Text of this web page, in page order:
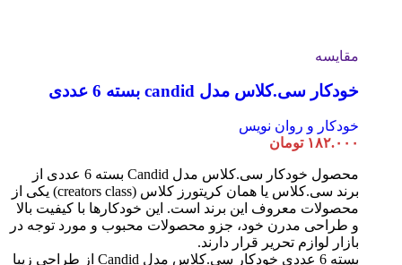
مقایسه
خودکار سی.کلاس مدل candid بسته 6 عددی
خودکار و روان نویس
۱۸۲.۰۰۰ تومان
محصول خودکار سی.کلاس مدل Candid بسته 6 عددی از
برند سی.کلاس یا همان کریتورز کلاس (creators class) یکی از
محصولات معروف این برند است. این خودکارها با کیفیت بالا
و طراحی مدرن خود، جزو محصولات محبوب و مورد توجه در
بازار لوازم تحریر قرار دارند.
بسته 6 عددی خودکار سی.کلاس مدل Candid از طراحی زیبا